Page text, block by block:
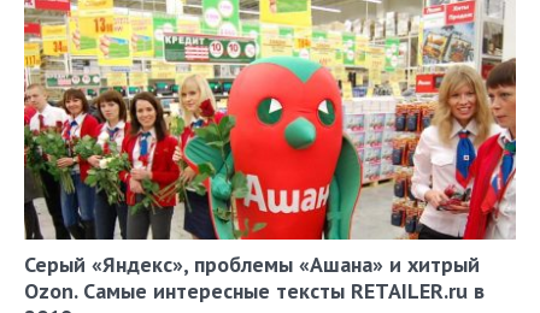
Серый «Яндекс», проблемы «Ашана» и хитрый
Ozon. Самые интересные тексты RETAILER.ru в